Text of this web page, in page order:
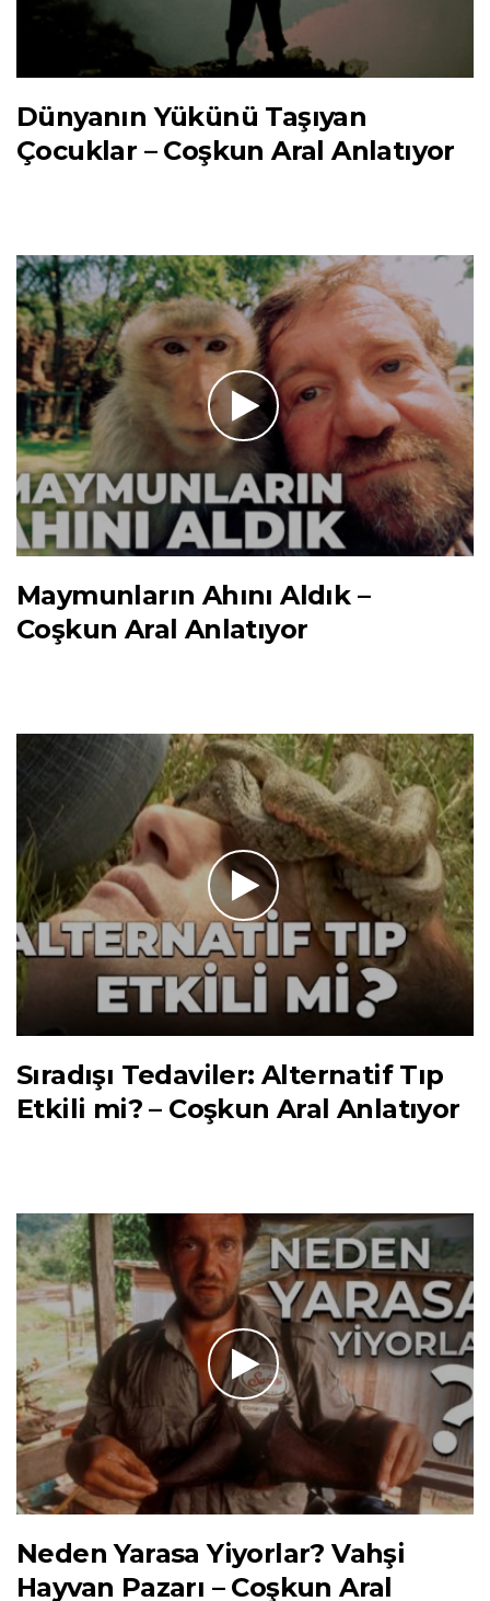
Dünyanın Yükünü Taşıyan
Çocuklar – Coşkun Aral Anlatıyor
Maymunların Ahını Aldık –
Coşkun Aral Anlatıyor
Sıradışı Tedaviler: Alternatif Tıp
Etkili mi? – Coşkun Aral Anlatıyor
Neden Yarasa Yiyorlar? Vahşi
Hayvan Pazarı – Coşkun Aral